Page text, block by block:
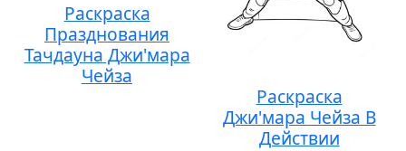
Раскраска
Празднования
Тачдауна Джи'мара
Чейза
Раскраска
Джи'мара Чейза В
Действии